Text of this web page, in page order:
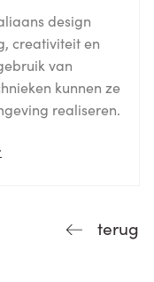
design
creativiteit en
van
kunnen ze
realiseren.
.
terug